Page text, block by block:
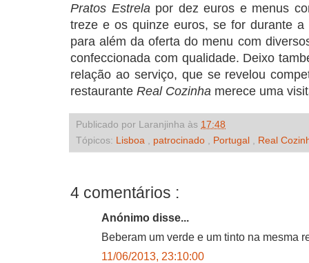
Pratos Estrela por dez euros e menus
treze e os quinze euros, se for durante
para além da oferta do menu com
confeccionada com qualidade. Deixo
relação ao serviço, que se revelou
restaurante Real Cozinha merece uma
Publicado por Laranjinha às 17:48
Tópicos: Lisboa patrocinado Portugal Real
4 comentários :
Anónimo disse...
Beberam um verde e um tinto na mesma
11/06/2013, 23:10:00